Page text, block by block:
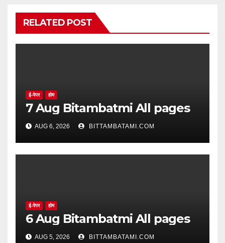
RELATED POST
ई-पेपर होम
7 Aug Bitambatmi All pages
AUG 6, 2026 BITTAMBATAMI.COM
ई-पेपर होम
6 Aug Bitambatmi All pages
AUG 5, 2026 BITTAMBATAMI.COM